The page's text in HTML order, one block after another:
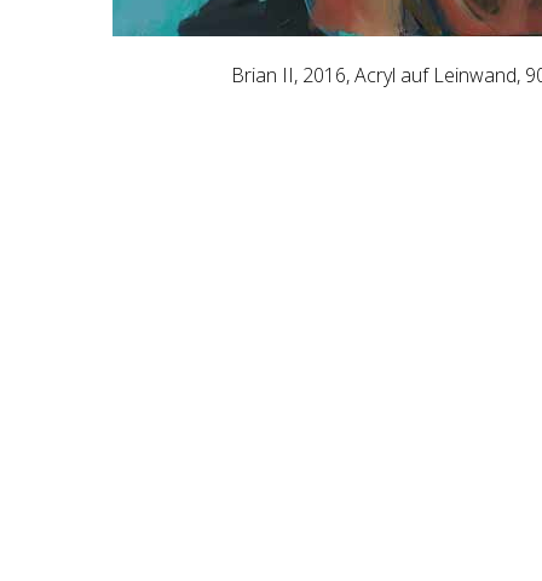
Brian II, 2016, Acryl auf Leinwand,